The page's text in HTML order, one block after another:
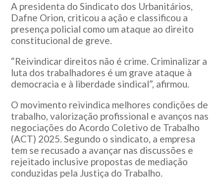
A presidenta do Sindicato dos Urbanitários,
Dafne Orion, criticou a ação e classificou a
presença policial como um ataque ao direito
constitucional de greve.
“Reivindicar direitos não é crime. Criminalizar a
luta dos trabalhadores é um grave ataque à
democracia e à liberdade sindical”, afirmou.
O movimento reivindica melhores condições de
trabalho, valorização profissional e avanços nas
negociações do Acordo Coletivo de Trabalho
(ACT) 2025. Segundo o sindicato, a empresa
tem se recusado a avançar nas discussões e
rejeitado inclusive propostas de mediação
conduzidas pela Justiça do Trabalho.